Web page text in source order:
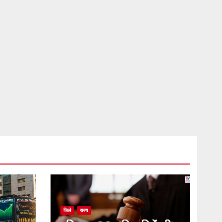
जिले राज्य